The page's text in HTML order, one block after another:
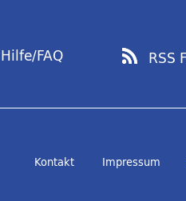
Hilfe/FAQ RSS
Kontakt Impressum